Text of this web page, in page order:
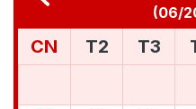
(06/
CN T2 T3